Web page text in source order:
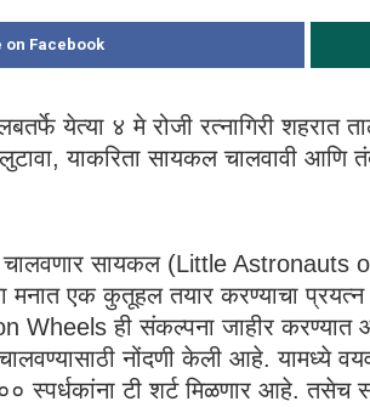
on Facebook
येत्या ४ मे रोजी रत्नागिरी
याकरिता सायकल चालवावी आणि
चालवणार सायकल (Little
मनात एक कुतूहल तयार करण्याचा
on Wheels ही संकल्पना जाहीर
चालवण्यासाठी नोंदणी केली आहे.
स्पर्धकांना टी शर्ट मिळणार आहे. तसेच